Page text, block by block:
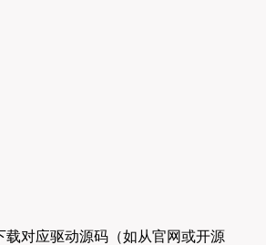
载对应驱动源码（如从官网或开源